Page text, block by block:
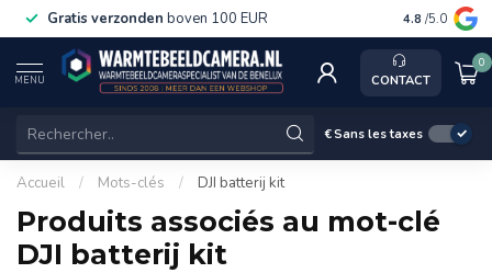
Gratis verzonden boven 100 EUR Service,
4.8 /5.0
MENU CONTACT
0
€Sans les taxes
Accueil / Mots-clés / DJI batterij kit
Produits associés au mot-clé
DJI batterij kit